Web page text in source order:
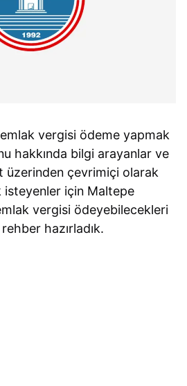
vergisi ödeme yapmak
hakkında bilgi arayanlar ve
üzerinden çevrimiçi olarak
için Maltepe
vergisi ödeyebilecekleri
hazırladık.